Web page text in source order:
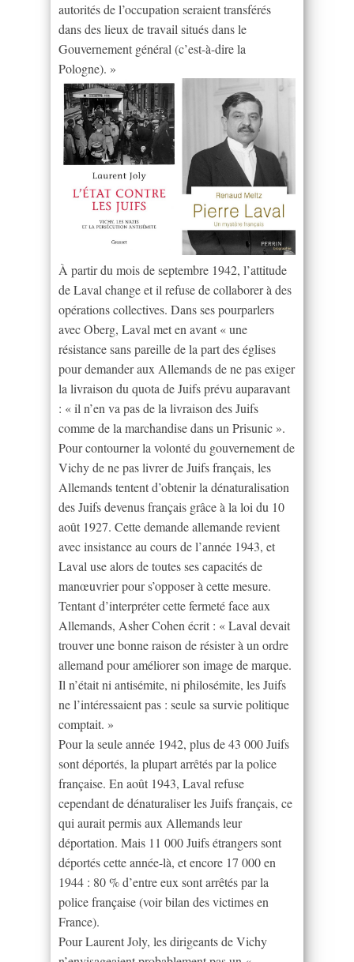
autorités de l’occupation seraient transférés
dans des lieux de travail situés dans le
Gouvernement général (c’est-à-dire la
Pologne). »
À partir du mois de septembre 1942, l’attitude
de Laval change et il refuse de collaborer à des
opérations collectives. Dans ses pourparlers
avec Oberg, Laval met en avant « une
résistance sans pareille de la part des églises
pour demander aux Allemands de ne pas exiger
la livraison du quota de Juifs prévu auparavant
: « il n’en va pas de la livraison des Juifs
comme de la marchandise dans un Prisunic ».
Pour contourner la volonté du gouvernement de
Vichy de ne pas livrer de Juifs français, les
Allemands tentent d’obtenir la dénaturalisation
des Juifs devenus français grâce à la loi du 10
août 1927. Cette demande allemande revient
avec insistance au cours de l’année 1943, et
Laval use alors de toutes ses capacités de
manœuvrier pour s’opposer à cette mesure.
Tentant d’interpréter cette fermeté face aux
Allemands, Asher Cohen écrit : « Laval devait
trouver une bonne raison de résister à un ordre
allemand pour améliorer son image de marque.
Il n’était ni antisémite, ni philosémite, les Juifs
ne l’intéressaient pas : seule sa survie politique
comptait. »
Pour la seule année 1942, plus de 43 000 Juifs
sont déportés, la plupart arrêtés par la police
française. En août 1943, Laval refuse
cependant de dénaturaliser les Juifs français, ce
qui aurait permis aux Allemands leur
déportation. Mais 11 000 Juifs étrangers sont
déportés cette année-là, et encore 17 000 en
1944 : 80 % d’entre eux sont arrêtés par la
police française (voir bilan des victimes en
France).
Pour Laurent Joly, les dirigeants de Vichy